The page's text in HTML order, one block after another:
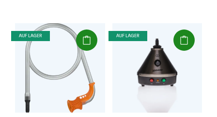
AUF LAGER (Paket) AUF LAGER (Paket)